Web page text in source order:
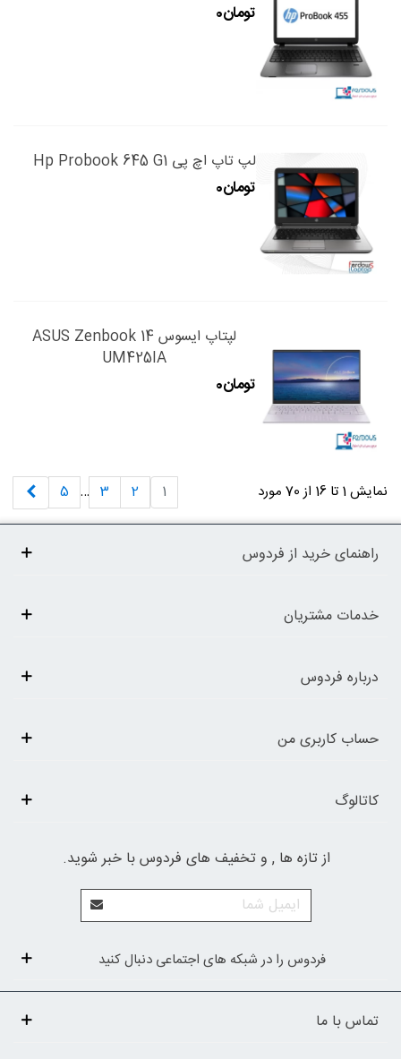
لپ تاپ اچ پی Hp Probook 645 G1
لپتاپ ایسوس ASUS Zenbook 14
UM425IA
نمایش 1 تا 16 از 70 مورد 1
2
3
…
5
راهنمای خرید از فردوس
خدمات مشتریان
درباره فردوس
حساب کاربری من
کاتالوگ
از تازه ها , و تخفیف های فردوس با خبر شوید.
فردوس را در شبکه های اجتماعی دنبال کنید
تماس با ما